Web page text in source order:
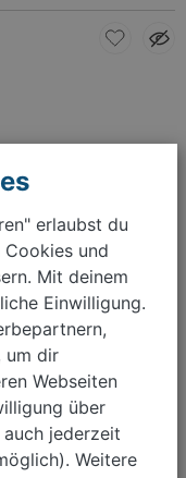
32.000 €
Monatliche Rate ab
Weiter
schnell & einfach
erlaubst du
und
Mit deinem
Einwilligung.
um dir
Webseiten
über
jederzeit
Weitere